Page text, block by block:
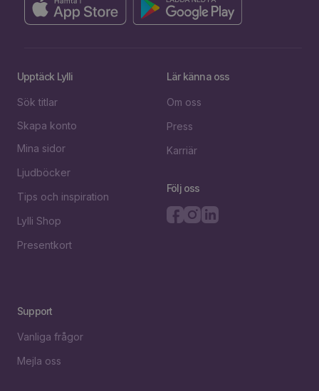
Upptäck Lylli
Sök titlar
Skapa konto
Mina sidor
Ljudböcker
Tips och inspiration
Lylli Shop
Presentkort
Lär känna oss
Om oss
Press
Karriär
Följ oss
Support
Vanliga frågor
Mejla oss